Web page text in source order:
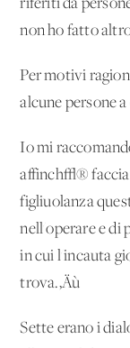
riferiti da
non ho fatto
Per motivi
alcune persone
Io mi
affinch√®
figliuolanza
nell'operare e di
in cui l'incauta
trova.‚Äù
Sette erano i